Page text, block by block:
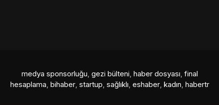
medya sponsorluğu, gezi bülteni, haber dosyası, final
hesaplama, bihaber, startup, sağlıklı, eshaber, kadın, habertr